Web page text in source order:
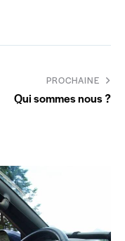
PROCHAINE
Qui sommes nous ?